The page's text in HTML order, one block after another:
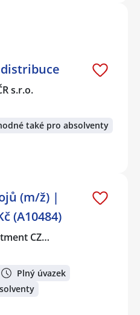
s.r.o.
také pro absolventy
(m/ž) |
(A10484)
CZ…
Plný úvazek